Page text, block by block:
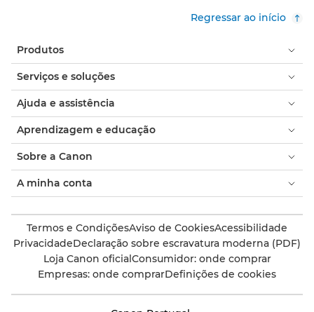
Regressar ao início
Produtos
Serviços e soluções
Ajuda e assistência
Aprendizagem e educação
Sobre a Canon
A minha conta
Termos e CondiçõesAviso de CookiesAcessibilidade
PrivacidadeDeclaração sobre escravatura moderna (PDF)
Loja Canon oficialConsumidor: onde comprar
Empresas: onde comprarDefinições de cookies